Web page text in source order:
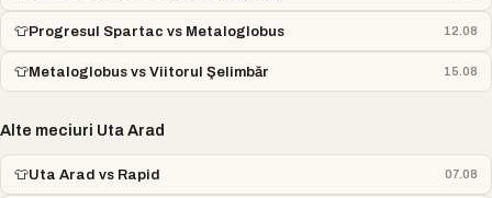
👕Progresul Spartac vs Metaloglobus 12.08
👕Metaloglobus vs Viitorul Şelimbăr 15.08
Alte meciuri Uta Arad
👕Uta Arad vs Rapid 07.08